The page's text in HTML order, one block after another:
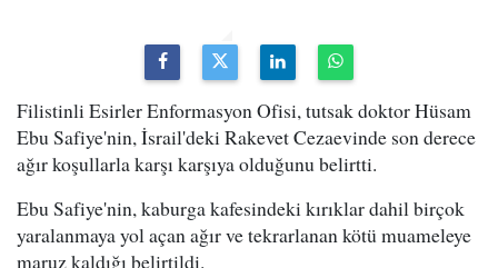
Filistinli Esirler Enformasyon Ofisi, tutsak doktor Hüsam
Ebu Safiye'nin, İsrail'deki Rakevet Cezaevinde son derece
ağır koşullarla karşı karşıya olduğunu belirtti.
Ebu Safiye'nin, kaburga kafesindeki kırıklar dahil birçok
yaralanmaya yol açan ağır ve tekrarlanan kötü muameleye
maruz kaldığı belirtildi.